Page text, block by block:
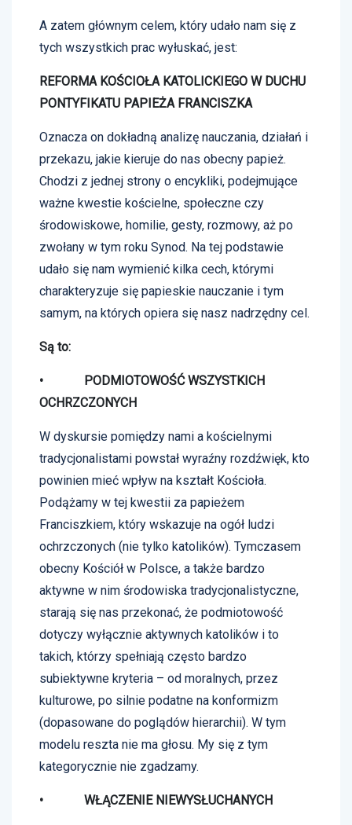
A zatem głównym celem, który udało nam się z
tych wszystkich prac wyłuskać, jest:
REFORMA KOŚCIOŁA KATOLICKIEGO W DUCHU
PONTYFIKATU PAPIEŻA FRANCISZKA
Oznacza on dokładną analizę nauczania, działań i
przekazu, jakie kieruje do nas obecny papież.
Chodzi z jednej strony o encykliki, podejmujące
ważne kwestie kościelne, społeczne czy
środowiskowe, homilie, gesty, rozmowy, aż po
zwołany w tym roku Synod. Na tej podstawie
udało się nam wymienić kilka cech, którymi
charakteryzuje się papieskie nauczanie i tym
samym, na których opiera się nasz nadrzędny cel.
Są to:
• PODMIOTOWOŚĆ WSZYSTKICH
OCHRZCZONYCH
W dyskursie pomiędzy nami a kościelnymi
tradycjonalistami powstał wyraźny rozdźwięk, kto
powinien mieć wpływ na kształt Kościoła.
Podążamy w tej kwestii za papieżem
Franciszkiem, który wskazuje na ogół ludzi
ochrzczonych (nie tylko katolików). Tymczasem
obecny Kościół w Polsce, a także bardzo
aktywne w nim środowiska tradycjonalistyczne,
starają się nas przekonać, że podmiotowość
dotyczy wyłącznie aktywnych katolików i to
takich, którzy spełniają często bardzo
subiektywne kryteria – od moralnych, przez
kulturowe, po silnie podatne na konformizm
(dopasowane do poglądów hierarchii). W tym
modelu reszta nie ma głosu. My się z tym
kategorycznie nie zgadzamy.
• WŁĄCZENIE NIEWYSŁUCHANYCH